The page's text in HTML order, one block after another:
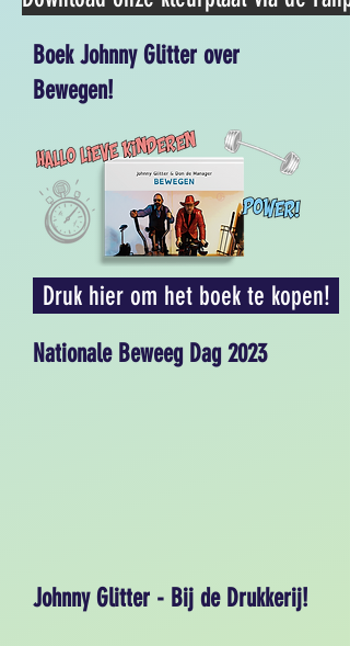
Boek Johnny Glitter over
Bewegen!
Druk hier om het boek te kopen!
Nationale Beweeg Dag 2023
Johnny Glitter - Bij de Drukkerij!